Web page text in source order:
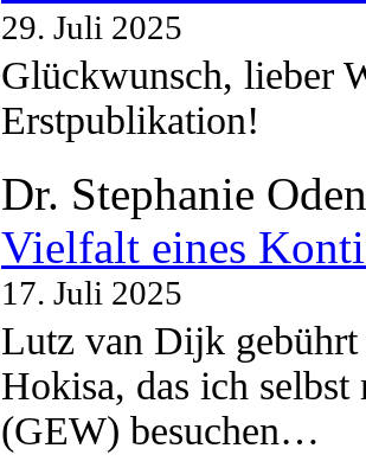
29. Juli 2025
Glückwunsch, lieber
Erstpublikation!
Dr. Stephanie
Vielfalt eines
17. Juli 2025
Lutz van Dijk
Hokisa, das ich
(GEW) besuchen…